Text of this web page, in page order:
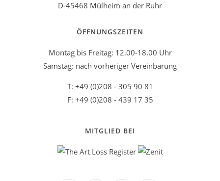
D-45468 Mülheim an der Ruhr
ÖFFNUNGSZEITEN
Montag bis Freitag: 12.00-18.00 Uhr
Samstag: nach vorheriger Vereinbarung
T: +49 (0)208 - 305 90 81
F: +49 (0)208 - 439 17 35
MITGLIED BEI